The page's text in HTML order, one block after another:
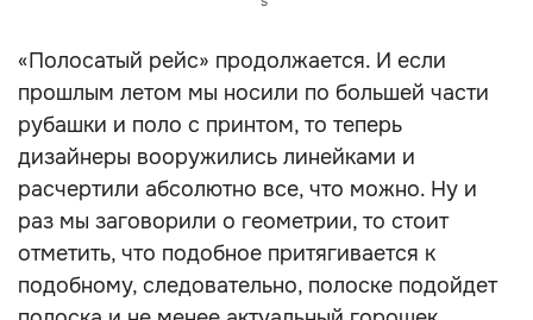
«Полосатый рейс» продолжается. И если
прошлым летом мы носили по большей части
рубашки и поло с принтом, то теперь
дизайнеры вооружились линейками и
расчертили абсолютно все, что можно. Ну и
раз мы заговорили о геометрии, то стоит
отметить, что подобное притягивается к
подобному, следовательно, полоске подойдет